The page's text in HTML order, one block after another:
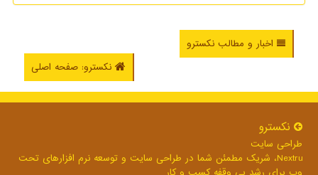
اخبار و مطالب نکسترو
نکسترو: صفحه اصلی
نكسترو
طراحی سایت
Nextru، شریک مطمئن شما در طراحی سایت و توسعه نرم افزارهای تحت
وب برای رشد بی وقفه کسب و کار